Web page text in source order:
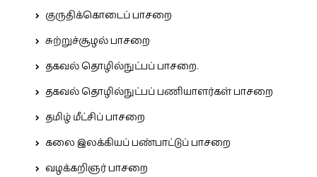
குருதிக்கொடைப் பாசறை
சுற்றுச்சூழல் பாசறை
தகவல் தொழில்நுட்பப் பாசறை.
தகவல் தொழில்நுட்பப் பணியாளர்கள் பாசறை
தமிழ் மீட்சிப் பாசறை
கலை இலக்கியப் பண்பாட்டுப் பாசறை
வழக்கறிஞர் பாசறை